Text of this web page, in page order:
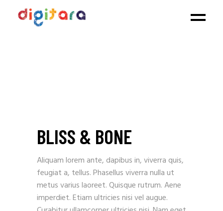
BLISS & BONE
Aliquam lorem ante, dapibus in, viverra quis,
feugiat a, tellus. Phasellus viverra nulla ut
metus varius laoreet. Quisque rutrum. Aene
imperdiet. Etiam ultricies nisi vel augue.